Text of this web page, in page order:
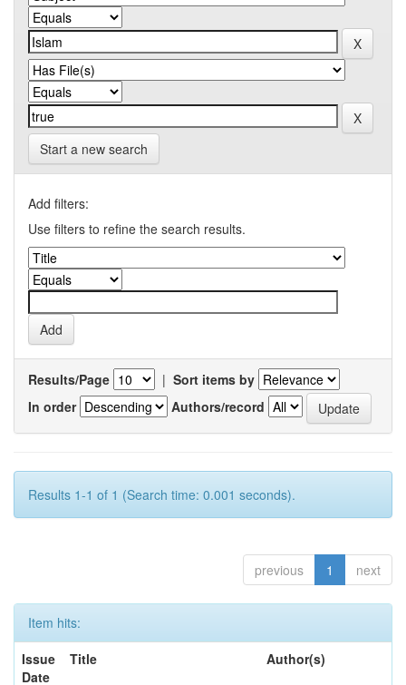
Start a new search
Add filters:
Use filters to refine the search results.
Results/Page | Sort items by
In order
Authors/record
Results 1-1 of 1 (Search time: 0.001 seconds).
previous 1 next
Item hits:
Issue
Date
Title Author(s)